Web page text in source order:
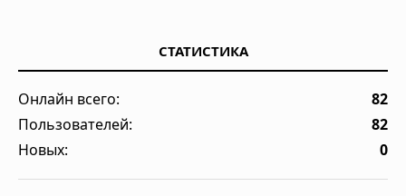
СТАТИСТИКА
Онлайн всего:
82
Пользователей:
82
Новых:
0